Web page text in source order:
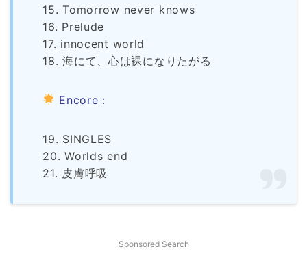
15. Tomorrow never knows
16. Prelude
17. innocent world
18. 海にて、心は裸になりたがる
Encore：
19. SINGLES
20. Worlds end
21. 皮膚呼吸
Sponsored Search